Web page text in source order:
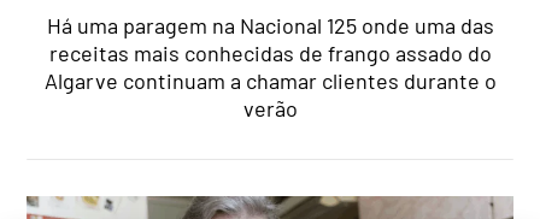
Há uma paragem na Nacional 125 onde uma das
receitas mais conhecidas de frango assado do
Algarve continuam a chamar clientes durante o
verão